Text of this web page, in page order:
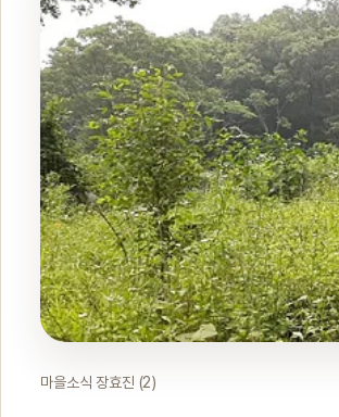
마을소식 장효진 (2)